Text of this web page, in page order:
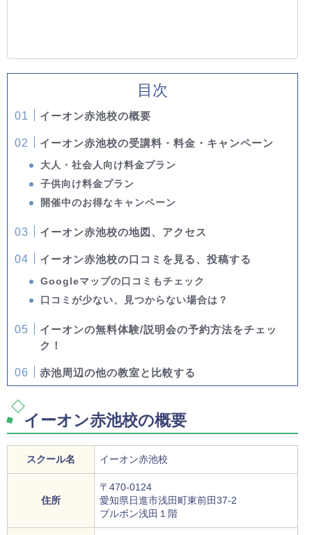
目次
イーオン赤池校の概要
イーオン赤池校の受講料・料金・キャンペーン
大人・社会人向け料金プラン
子供向け料金プラン
開催中のお得なキャンペーン
イーオン赤池校の地図、アクセス
イーオン赤池校の口コミを見る、投稿する
Googleマップの口コミもチェック
口コミが少ない、見つからない場合は？
イーオンの無料体験/説明会の予約方法をチェッ
ク！
赤池周辺の他の教室と比較する
イーオン赤池校の概要
スクール名 イーオン赤池校
住所
〒470-0124
愛知県日進市浅田町東前田37-2
ブルボン浅田１階